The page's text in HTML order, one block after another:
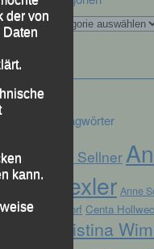
Kategorien
Schlagwörter
Alex Sellner
Drexler Anne
Arnstorf Centa
Christina
der von
Daten
kann.